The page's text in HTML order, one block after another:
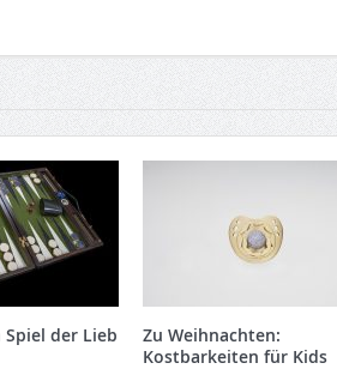
Spiel der Lieb
Zu Weihnachten:
Kostbarkeiten für Kids